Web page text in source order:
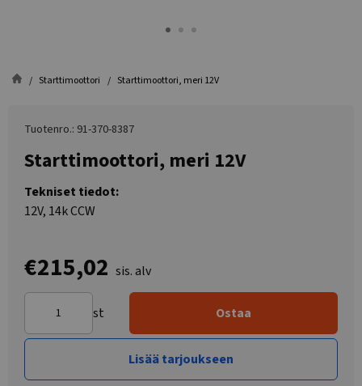
Starttimoottori Starttimoottori, meri 12V
Tuotenro.: 91-370-8387
Starttimoottori, meri 12V
Tekniset tiedot:
12V, 14k CCW
€215,02 sis. alv
st Ostaa
Lisää tarjoukseen